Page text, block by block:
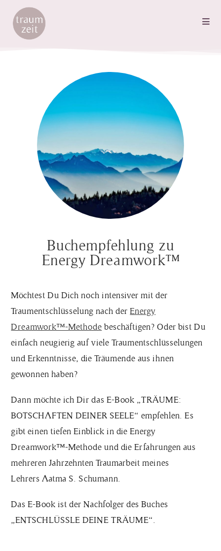
Buchempfehlung zu
Energy Dreamwork™
Möchtest Du Dich noch intensiver mit der
Traumentschlüsselung nach derEnergy
Dreamwork™-Methode beschäftigen? Oder bist Du
einfach neugierig auf viele Traumentschlüsselungen
und Erkenntnisse, die Träumende aus ihnen
gewonnen haben?
Dann möchte ich Dir das E-Book „TRÄUME:
BOTSCHAFTEN DEINER SEELE“ empfehlen.Es
gibt einen tiefen Einblick in die Energy
Dreamwork™-Methode und die Erfahrungen aus
mehreren Jahrzehnten Traumarbeit meines
LehrersAatma S. Schumann.
Das E-Bookist der Nachfolger des Buches
„ENTSCHLÜSSLE DEINE TRÄUME“.